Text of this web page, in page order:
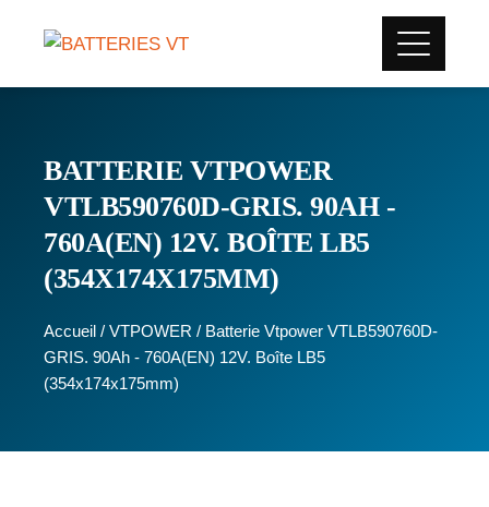
BATTERIE VTPOWER
VTLB590760D-GRIS. 90AH -
760A(EN) 12V. BOÎTE LB5
(354X174X175MM)
Accueil / VTPOWER / Batterie Vtpower VTLB590760D-
GRIS. 90Ah - 760A(EN) 12V. Boîte LB5
(354x174x175mm)